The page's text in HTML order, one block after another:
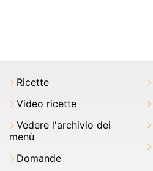
Ricette
Video ricette
Vedere l'archivio dei
menù
Domande